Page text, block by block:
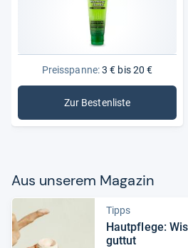
Preisspanne:3 € bis 20 €
Zur Bestenliste
: Handcremes
Aus unse­rem Maga­zin
Tipps
Haut­pflege:
gut­tut